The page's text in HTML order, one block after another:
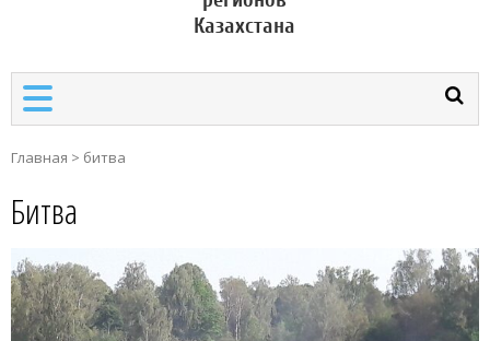
Казахстана
Главная > битва
Битва